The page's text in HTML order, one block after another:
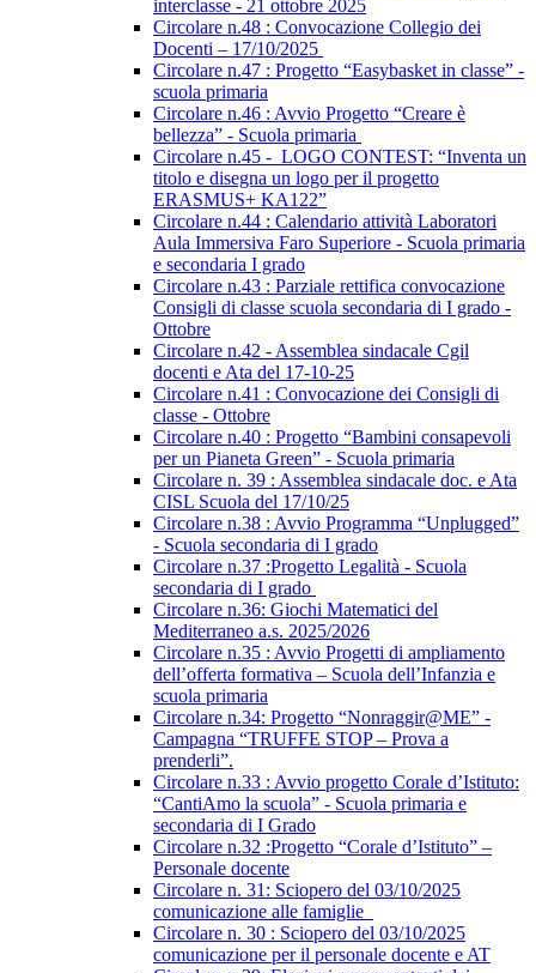
interclasse - 21 ottobre 2025
Circolare n.48 : Convocazione Collegio dei
Docenti – 17/10/2025
Circolare n.47 : Progetto “Easybasket in classe” -
scuola primaria
Circolare n.46 : Avvio Progetto “Creare è
bellezza” - Scuola primaria
Circolare n.45 - LOGO CONTEST: “Inventa un
titolo e disegna un logo per il progetto
ERASMUS+ KA122”
Circolare n.44 : Calendario attività Laboratori
Aula Immersiva Faro Superiore - Scuola primaria
e secondaria I grado
Circolare n.43 : Parziale rettifica convocazione
Consigli di classe scuola secondaria di I grado -
Ottobre
Circolare n.42 - Assemblea sindacale Cgil
docenti e Ata del 17-10-25
Circolare n.41 : Convocazione dei Consigli di
classe - Ottobre
Circolare n.40 : Progetto “Bambini consapevoli
per un Pianeta Green” - Scuola primaria
Circolare n. 39 : Assemblea sindacale doc. e Ata
CISL Scuola del 17/10/25
Circolare n.38 : Avvio Programma “Unplugged”
- Scuola secondaria di I grado
Circolare n.37 :Progetto Legalità - Scuola
secondaria di I grado
Circolare n.36: Giochi Matematici del
Mediterraneo a.s. 2025/2026
Circolare n.35 : Avvio Progetti di ampliamento
dell’offerta formativa – Scuola dell’Infanzia e
scuola primaria
Circolare n.34: Progetto “Nonraggir@ME” -
Campagna “TRUFFE STOP – Prova a
prenderli”.
Circolare n.33 : Avvio progetto Corale d’Istituto:
“CantiAmo la scuola” - Scuola primaria e
secondaria di I Grado
Circolare n.32 :Progetto “Corale d’Istituto” –
Personale docente
Circolare n. 31: Sciopero del 03/10/2025
comunicazione alle famiglie
Circolare n. 30 : Sciopero del 03/10/2025
comunicazione per il personale docente e AT